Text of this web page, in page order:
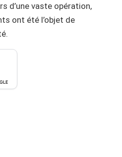
d’une vaste opération,
ont été l’objet de